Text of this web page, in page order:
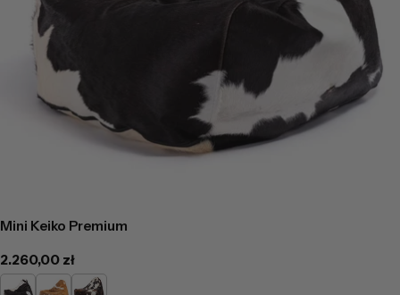
Mini Keiko Premium
Cena
regularna
2.260,00 zł
Łaciaty Jasno
Ciemno